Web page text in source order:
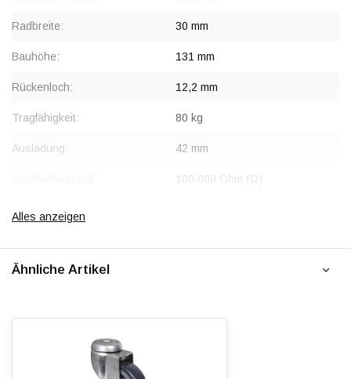
Radbreite: 30 mm
Bauhöhe: 131 mm
Rückenloch: 12,2 mm
Tragfähigkeit: 80 kg
Ausladung: 42 mm
100.000 Ohm (Ω)
Radtyp:
Gabel: Edelstahl AISI 304
Alles anzeigen
Ähnliche Artikel